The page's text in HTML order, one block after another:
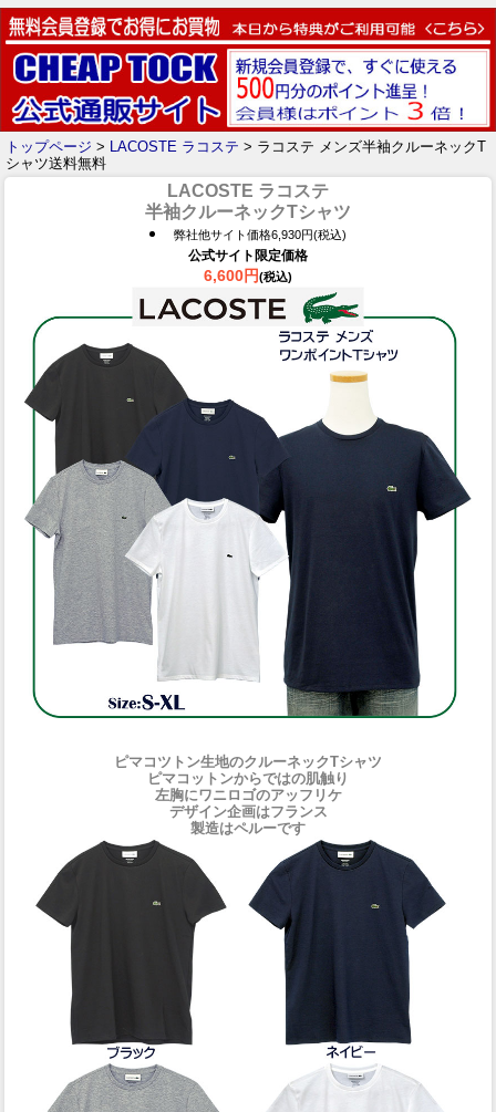
トップページ > LACOSTE ラコステ > ラコステ メンズ半袖クルーネックT
シャツ送料無料
LACOSTE ラコステ
半袖クルーネックTシャツ
弊社他サイト価格6,930円(税込)
公式サイト限定価格
6,600円(税込)
ピマコツトン生地のクルーネックTシャツ
ピマコットンからではの肌触り
左胸にワニロゴのアッフリケ
デザイン企画はフランス
製造はペルーです